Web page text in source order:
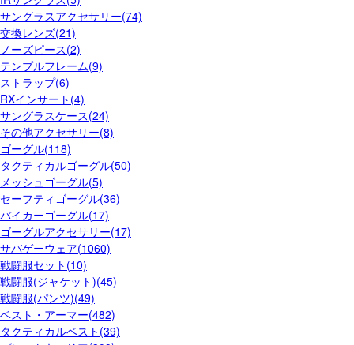
サングラスアクセサリー(74)
交換レンズ(21)
ノーズピース(2)
テンプルフレーム(9)
ストラップ(6)
RXインサート(4)
サングラスケース(24)
その他アクセサリー(8)
ゴーグル(118)
タクティカルゴーグル(50)
メッシュゴーグル(5)
セーフティゴーグル(36)
バイカーゴーグル(17)
ゴーグルアクセサリー(17)
サバゲーウェア(1060)
戦闘服セット(10)
戦闘服(ジャケット)(45)
戦闘服(パンツ)(49)
ベスト・アーマー(482)
タクティカルベスト(39)